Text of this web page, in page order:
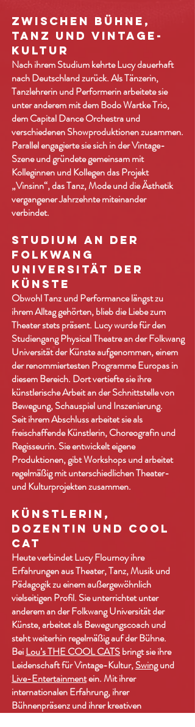
Zwischen Bühne,
Tanz und Vintage-
Kultur
Nach ihrem Studium kehrte Lucy dauerhaft
nach Deutschland zurück. Als Tänzerin,
Tanzlehrerin und Performerin arbeitete sie
unter anderem mit dem Bodo Wartke Trio,
dem Capital Dance Orchestra und
verschiedenen Showproduktionen zusammen.
Parallel engagierte sie sich in der Vintage-
Szene und gründete gemeinsam mit
Kolleginnen und Kollegen das Projekt
„Vinsinn“, das Tanz, Mode und die Ästhetik
vergangener Jahrzehnte miteinander
verbindet.
Studium an der
Folkwang
Universität der
Künste
Obwohl Tanz und Performance längst zu
ihrem Alltag gehörten, blieb die Liebe zum
Theater stets präsent. Lucy wurde für den
Studiengang Physical Theatre an der Folkwang
Universität der Künste aufgenommen, einem
der renommiertesten Programme Europas in
diesem Bereich. Dort vertiefte sie ihre
künstlerische Arbeit an der Schnittstelle von
Bewegung, Schauspiel und Inszenierung.
Seit ihrem Abschluss arbeitet sie als
freischaffende Künstlerin, Choreografin und
Regisseurin. Sie entwickelt eigene
Produktionen, gibt Workshops und arbeitet
regelmäßig mit unterschiedlichen Theater-
und Kulturprojekten zusammen.
Künstlerin,
Dozentin und Cool
Cat
Heute verbindet Lucy Flournoy ihre
Erfahrungen aus Theater, Tanz, Musik und
Pädagogik zu einem außergewöhnlich
vielseitigen Profil. Sie unterrichtet unter
anderem an der Folkwang Universität der
Künste, arbeitet als Bewegungscoach und
steht weiterhin regelmäßig auf der Bühne.
BeiLou’s THE COOL CATSbringt sie ihre
Leidenschaft für Vintage-Kultur,Swingund
Live-Entertainmentein. Mit ihrer
internationalen Erfahrung, ihrer
Bühnenpräsenz und ihrer kreativen